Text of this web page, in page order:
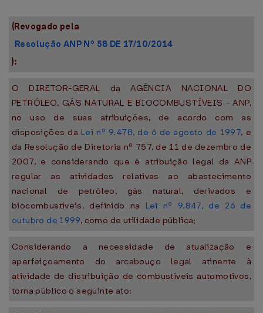
(Revogado pela
Resolução ANP Nº 58 DE 17/10/2014
):
O DIRETOR-GERAL da AGÊNCIA NACIONAL DO
PETRÓLEO, GÁS NATURAL E BIOCOMBUSTÍVEIS - ANP,
no uso de suas atribuições, de acordo com as
disposições da Lei nº 9.478, de 6 de agosto de 1997, e
da Resolução de Diretoria nº 757, de 11 de dezembro de
2007, e considerando que é atribuição legal da ANP
regular as atividades relativas ao abastecimento
nacional de petróleo, gás natural, derivados e
biocombustíveis, definido na Lei nº 9.847, de 26 de
outubro de 1999, como de utilidade pública;
Considerando a necessidade de atualização e
aperfeiçoamento do arcabouço legal atinente à
atividade de distribuição de combustíveis automotivos,
torna público o seguinte ato: